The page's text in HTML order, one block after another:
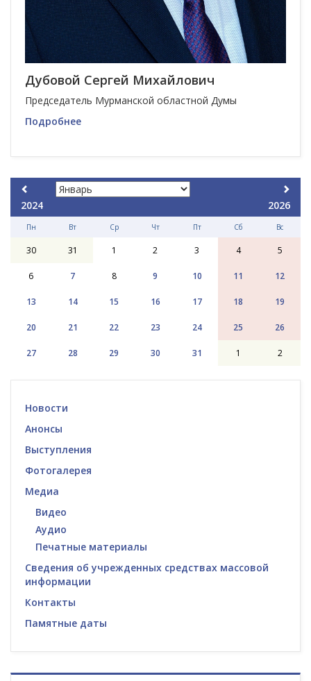
Дубовой Сергей Михайлович
Председатель Мурманской областной Думы
Подробнее
2024 2026
Пн Вт Ср Чт Пт Сб Вс
30 31 1 2 3 4 5
6 7 8 9 10 11 12
13 14 15 16 17 18 19
20 21 22 23 24 25 26
27 28 29 30 31 1 2
Новости
Анонсы
Выступления
Фотогалерея
Медиа
Видео
Аудио
Печатные материалы
Сведения об учрежденных средствах массовой
информации
Контакты
Памятные даты